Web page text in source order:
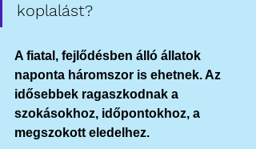
koplalást?
A fiatal, fejlődésben álló állatok
naponta háromszor is ehetnek. Az
idősebbek ragaszkodnak a
szokásokhoz, időpontokhoz, a
megszokott eledelhez.